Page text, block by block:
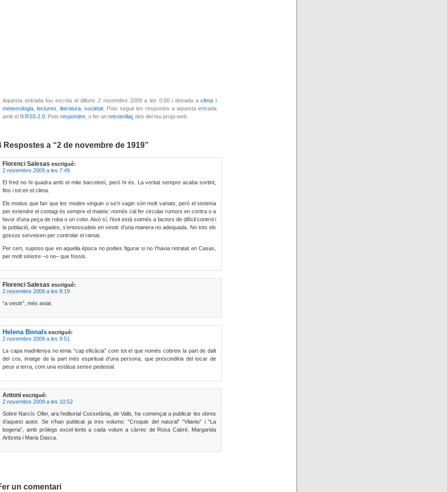
Aquesta entrada fou escrita el dilluns 2 novembre 2009 a les 0:00 i desada aclima i
meteorologia lectures, literatura, societat. Pots seguir les respostes a aquesta entrada
amb el fil RSS 2.0 . Pots respondre , o fer un retroenllaç des del teu propi web.
Respostes a “2 de novembre de 1919”
Florenci Salesas escrigué:
2 novembre 2009 a les 7:49
El fred no hi quadra amb el mite barceloní, però hi és. La veritat sempre acaba sortint,
fins i tot en el clima.
Els motius que fan que les modes vinguin o se’n vagin són molt variats, però el sistema
per extendre el contagi és sempre el mateix: només cal fer circular rumors en contra o a
favor d’una peça de roba o un color. Això sí, l’èxit està sotmés a factors de difícil control i
la població, de vegades, s’entossudeix en vestir d’una manera no adequada. No tots els
gossos serveixen per controlar el ramat.
Per cert, suposo que en aquella època no podies figurar si no t’havia retratat en Casas,
per molt sinistre –o no– que fossis.
Florenci Salesas escrigué:
2 novembre 2009 a les 8:19
“a vestir”, més aviat.
Helena Bonals escrigué:
2 novembre 2009 a les 9:51
La capa madrilenya no tenia “cap eficàcia” com tot el que només cobreix la part de dalt
del cos, imatge de la part més espiritual d’una persona, que prescindiria del tocar de
peus a terra, com una estàtua sense pedestal.
Antoni escrigué:
2 novembre 2009 a les 10:52
Sobre Narcís Oller, ara l’editorial Cossetània, de Valls, ha començat a publicar les obres
d’aquest autor. Se n’han publicat ja tres volums: “Croquis del natural” “Vilaniu” i “La
bogeria”, amb pròlegs excel·lents a cada volum a càrrec de Rosa Cabré, Margarida
Aritzeta i Maria Dasca.
un comentari